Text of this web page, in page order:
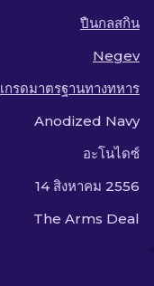
ปืนกลสกิน
Negev
เกรดมาตรฐานทางทหาร
Anodized Navy
อะโนไดซ์
14 สิงหาคม 2556
The Arms Deal